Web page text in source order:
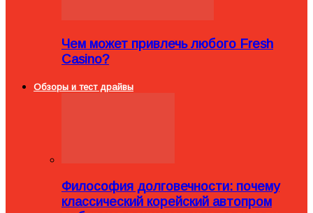
Чем может привлечь любого Fresh
Casino?
Обзоры и тест драйвы
Философия долговечности: почему
классический корейский автопром